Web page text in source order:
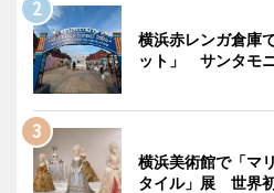
横浜赤レンガ倉庫
ット」 サンタモ
横浜美術館で「マ
タイル」展 世界